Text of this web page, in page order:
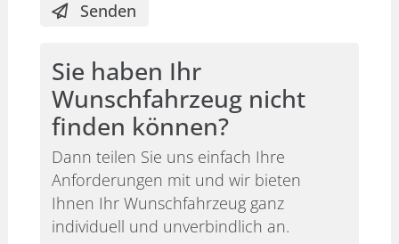
Senden
Sie haben Ihr
Wunschfahrzeug nicht
finden können?
Dann teilen Sie uns einfach Ihre
Anforderungen mit und wir bieten
Ihnen Ihr Wunschfahrzeug ganz
individuell und unverbindlich an.